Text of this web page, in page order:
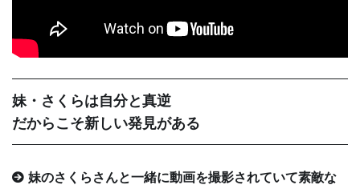
妹・さくらは自分と真逆
だからこそ新しい発見がある
妹のさくらさんと一緒に動画を撮影されていて素敵な